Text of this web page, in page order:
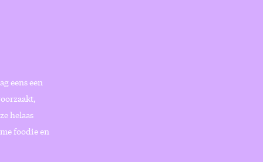
eens een
helaas
foodie en